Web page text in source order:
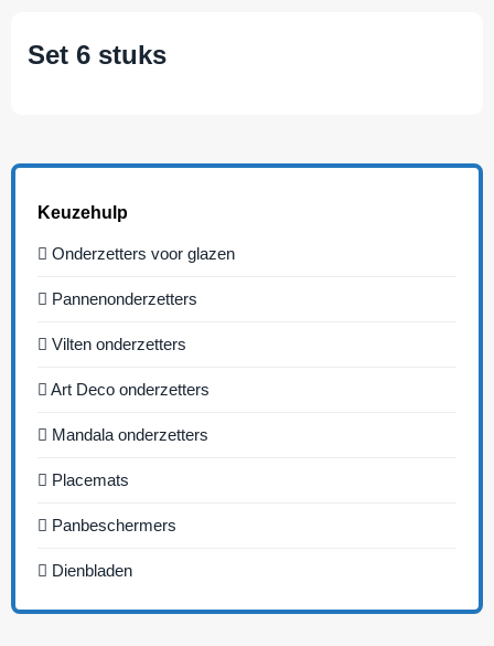
Set 6 stuks
Keuzehulp
Onderzetters voor glazen
Pannenonderzetters
Vilten onderzetters
Art Deco onderzetters
Mandala onderzetters
Placemats
Panbeschermers
Dienbladen